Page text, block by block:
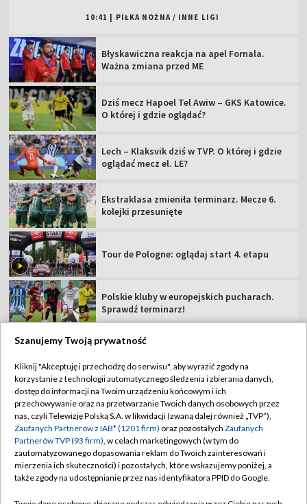
10:41 PIŁKA NOŻNA / INNE LIGI
Błyskawiczna reakcja na apel Fornala.
Ważna zmiana przed ME
Dziś mecz Hapoel Tel Awiw – GKS Katowice.
O której i gdzie oglądać?
Lech – Klaksvik dziś w TVP. O której i gdzie
oglądać mecz el. LE?
Ekstraklasa zmieniła terminarz. Mecze 6.
kolejki przesunięte
Tour de Pologne: oglądaj start 4. etapu
Polskie kluby w europejskich pucharach.
Sprawdź terminarz!
TVP
Abonament TVP
Sklep TVP
Biuro Reklamy
Oferta Handlowa
Regulamin TVP
Polityka prywatności
Moje zgody
Biuro reklamy
Szanujemy Twoją prywatność
Kliknij "Akceptuję i przechodzę do serwisu", aby wyrazić zgody na
korzystanie z technologii automatycznego śledzenia i zbierania danych,
dostęp do informacji na Twoim urządzeniu końcowym i ich
przechowywanie oraz na przetwarzanie Twoich danych osobowych przez
nas, czyli Telewizję Polską S.A. w likwidacji (zwaną dalej również „TVP”),
Zaufanych Partnerów z IAB* (1201 firm) oraz pozostałych Zaufanych
Partnerów TVP (93 firm), w celach marketingowych (w tym do
zautomatyzowanego dopasowania reklam do Twoich zainteresowań i
mierzenia ich skuteczności) i pozostałych, które wskazujemy poniżej, a
także zgody na udostępnianie przez nas identyfikatora PPID do Google.